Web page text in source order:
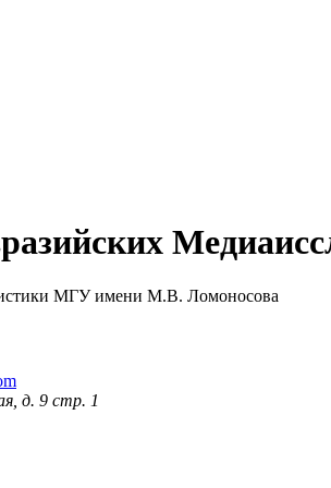
МГУ имени М.В. Ломоносова
д. 9 стр. 1